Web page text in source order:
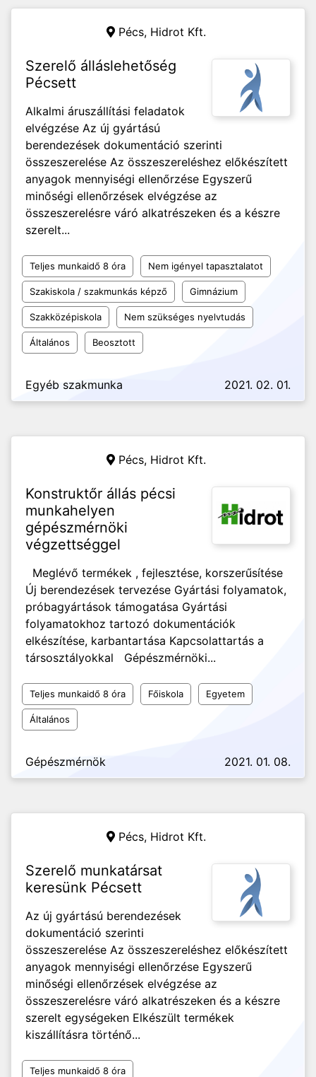
Pécs, Hidrot Kft.
Szerelő álláslehetőség
Pécsett
Alkalmi áruszállítási feladatok
elvégzése Az új gyártású
berendezések dokumentáció szerinti
összeszerelése Az összeszereléshez előkészített
anyagok mennyiségi ellenőrzése Egyszerű
minőségi ellenőrzések elvégzése az
összeszerelésre váró alkatrészeken és a készre
szerelt...
Teljes munkaidő 8 óra Nem igényel tapasztalatot
Szakiskola / szakmunkás képző Gimnázium
Szakközépiskola Nem szükséges nyelvtudás
Általános Beosztott
Egyéb szakmunka 2021. 02. 01.
Pécs, Hidrot Kft.
Konstruktőr állás pécsi
munkahelyen
gépészmérnöki
végzettséggel
Meglévő termékek , fejlesztése, korszerűsítése
Új berendezések tervezése Gyártási folyamatok,
próbagyártások támogatása Gyártási
folyamatokhoz tartozó dokumentációk
elkészítése, karbantartása Kapcsolattartás a
társosztályokkal Gépészmérnöki...
Teljes munkaidő 8 óra Főiskola Egyetem
Általános
Gépészmérnök 2021. 01. 08.
Pécs, Hidrot Kft.
Szerelő munkatársat
keresünk Pécsett
Az új gyártású berendezések
dokumentáció szerinti
összeszerelése Az összeszereléshez előkészített
anyagok mennyiségi ellenőrzése Egyszerű
minőségi ellenőrzések elvégzése az
összeszerelésre váró alkatrészeken és a készre
szerelt egységeken Elkészült termékek
kiszállításra történő...
Teljes munkaidő 8 óra